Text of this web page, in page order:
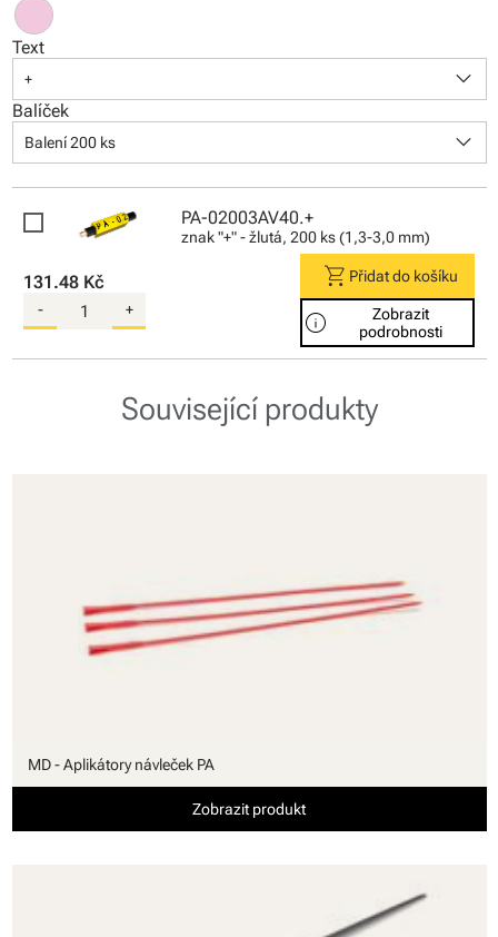
Text
+ keyboard_arrow_down
Balíček
Balení 200 ks keyboard_arrow_down
PA-02003AV40.+
znak "+" - žlutá, 200 ks (1,3-3,0 mm)
131.48 Kč
- +
shopping_cart Přidat do košíku
info
Zobrazit
podrobnosti
Související produkty
MD - Aplikátory návleček PA
Zobrazit produkt